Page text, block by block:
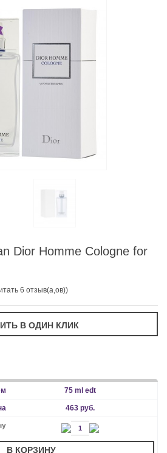
Dior Homme Cologne for
6 отзыв(а,ов))
75 ml edt
463 руб.
В КОРЗИНУ